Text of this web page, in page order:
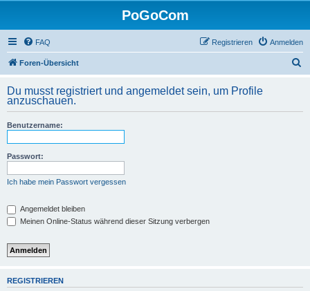
PoGoCom
FAQ Anmelden
Registrieren
Foren-Übersicht
h
Du musst registriert und angemeldet sein, um Profile
anzuschauen.
Benutzername:
Passwort:
Ich habe mein Passwort vergessen
Angemeldet bleiben
Meinen Online-Status während dieser Sitzung verbergen
REGISTRIEREN